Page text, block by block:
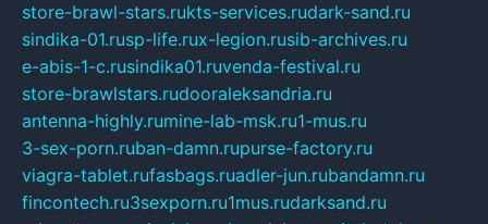
store-brawl-stars.rukts-services.rudark-sand.ru
sindika-01.rusp-life.rux-legion.rusib-archives.ru
e-abis-1-c.rusindika01.ruvenda-festival.ru
store-brawlstars.rudooraleksandria.ru
antenna-highly.rumine-lab-msk.ru1-mus.ru
3-sex-porn.ruban-damn.rupurse-factory.ru
viagra-tablet.rufasbags.ruadler-jun.rubandamn.ru
fincontech.ru3sexporn.ru1mus.rudarksand.ru